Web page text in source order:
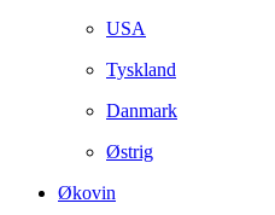
USA
Tyskland
Danmark
Østrig
Økovin